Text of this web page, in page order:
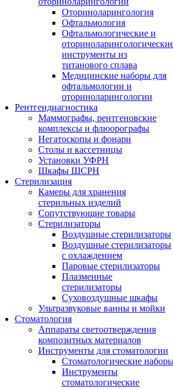
Оториноларингология
Офтальмология
Офтальмологические и
инструменты из
титанового сплава
Медицинские наборы для
офтальмологии и
оториноларингологии
Рентгендиагностика
Маммографы, рентгеновские
комплексы и флюорографы
Негатоскопы и фонари
Столы и кассетницы
Установки УФРН
Шкафы ШСРН
Стерилизация
Камеры для хранения
стерильных изделий
Сопутствующие товары
Стерилизаторы
Воздушные стерилизаторы
Воздушные стерилизаторы
с охлаждением
Паровые стерилизаторы
Плазменные
стерилизаторы
Суховоздушные шкафы
Ультразвуковые ванны и мойки
Стоматология
Аппараты светоотверждения
композитных материалов
Инструменты для стоматологии
Стоматологические
Инструменты
стоматологические